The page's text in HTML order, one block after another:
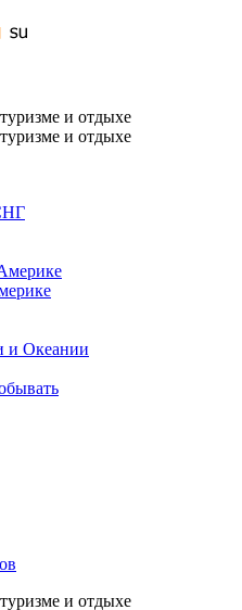
и отдыхе
и отдыхе
и Океании
и отдыхе